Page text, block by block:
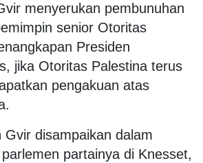
menyerukan pembunuhan
senior Otoritas
Presiden
jika Otoritas Palestina terus
pengakuan atas
Gvir disampaikan dalam
partainya di Knesset,